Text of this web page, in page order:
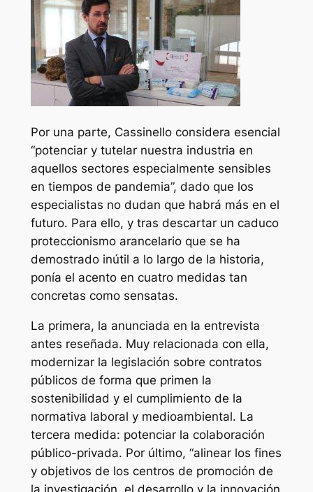
Por una parte, Cassinello considera esencial
“potenciar y tutelar nuestra industria en
aquellos sectores especialmente sensibles
en tiempos de pandemia”, dado que los
especialistas no dudan que habrá más en el
futuro. Para ello, y tras descartar un caduco
proteccionismo arancelario que se ha
demostrado inútil a lo largo de la historia,
ponía el acento en cuatro medidas tan
concretas como sensatas.
La primera, la anunciada en la entrevista
antes reseñada. Muy relacionada con ella,
modernizar la legislación sobre contratos
públicos de forma que primen la
sostenibilidad y el cumplimiento de la
normativa laboral y medioambiental. La
tercera medida: potenciar la colaboración
público-privada. Por último, “alinear los fines
y objetivos de los centros de promoción de
la investigación, el desarrollo y la innovación